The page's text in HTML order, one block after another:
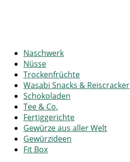
Naschwerk
Nüsse
Trockenfrüchte
Wasabi Snacks & Reiscracker
Schokoladen
Tee & Co.
Fertiggerichte
Gewürze aus aller Welt
Gewürzideen
Fit Box